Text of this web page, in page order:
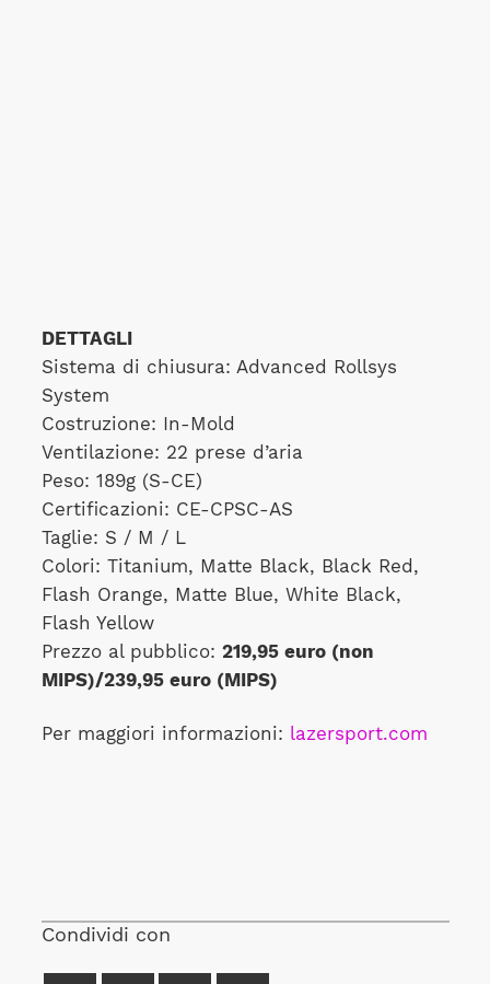
DETTAGLI
Sistema di chiusura: Advanced Rollsys
System
Costruzione: In-Mold
Ventilazione: 22 prese d’aria
Peso: 189g (S-CE)
Certificazioni: CE-CPSC-AS
Taglie: S / M / L
Colori: Titanium, Matte Black, Black Red,
Flash Orange, Matte Blue, White Black,
Flash Yellow
Prezzo al pubblico: 219,95 euro (non
MIPS)/239,95 euro (MIPS)
Per maggiori informazioni: lazersport.com
Condividi con